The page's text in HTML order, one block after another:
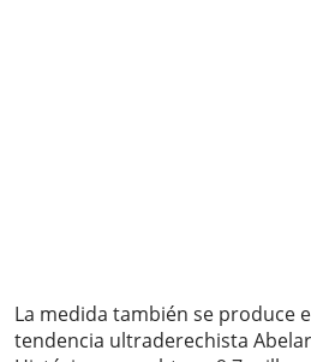
La medida también se produce
tendencia ultraderechista